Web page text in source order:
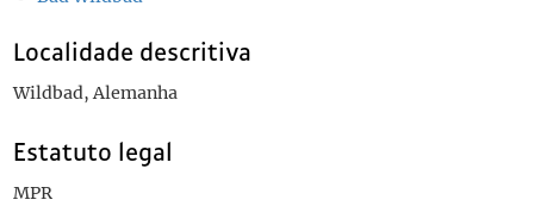
Localidade descritiva
Wildbad, Alemanha
Estatuto legal
MPR